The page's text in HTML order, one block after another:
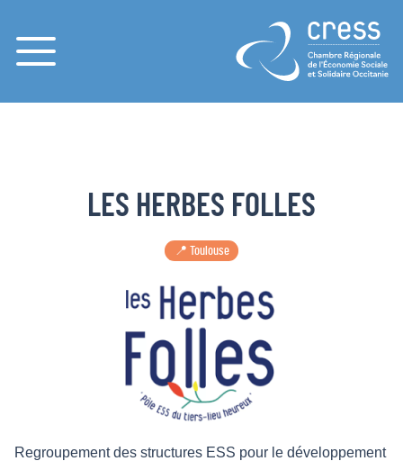
Menu
LES HERBES FOLLES
📍 Toulouse
Regroupement des structures ESS pour le développement